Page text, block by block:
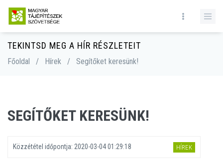
TEKINTSD MEG A HÍR RÉSZLETEIT
Főoldal / Hírek / Segítőket keresünk!
SEGÍTŐKET KERESÜNK!
Közzététel időpontja: 2020-03-04 01:29:18 HÍREK